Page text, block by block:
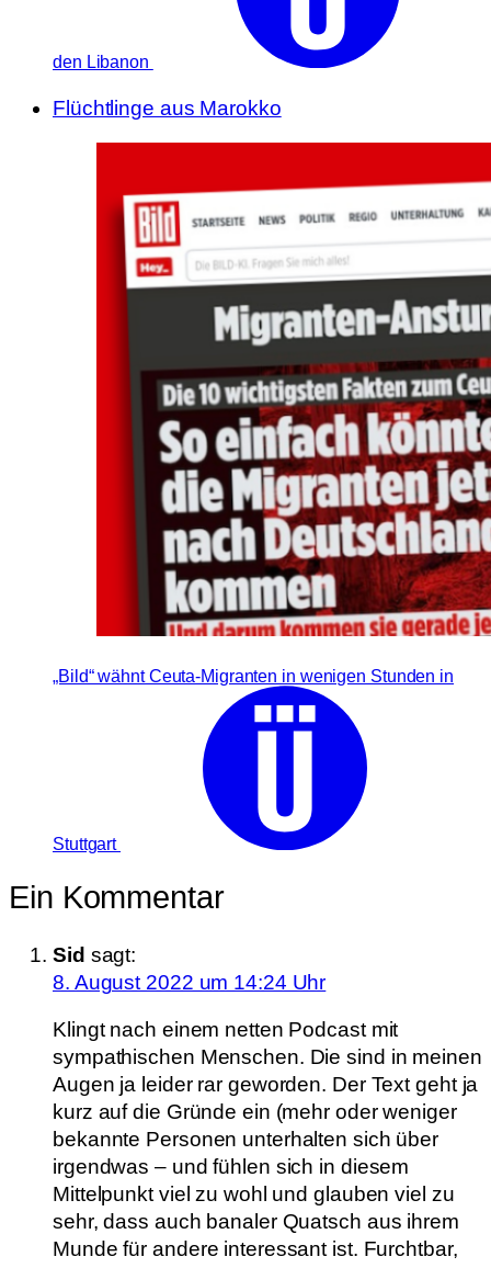
den Libanon
Flüchtlinge aus Marokko
„Bild“ wähnt Ceuta-Migranten in wenigen Stunden in
Stuttgart
Ein Kommentar
Sid sagt:
8. August 2022 um 14:24 Uhr
Klingt nach einem netten Podcast mit
sympathischen Menschen. Die sind in meinen
Augen ja leider rar geworden. Der Text geht ja
kurz auf die Gründe ein (mehr oder weniger
bekannte Personen unterhalten sich über
irgendwas – und fühlen sich in diesem
Mittelpunkt viel zu wohl und glauben viel zu
sehr, dass auch banaler Quatsch aus ihrem
Munde für andere interessant ist. Furchtbar,